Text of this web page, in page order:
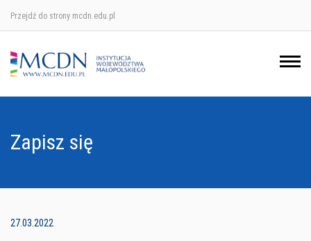
Przejdź do strony mcdn.edu.pl
Zapisz się
27.03.2022
Ośrodek w Krakowie
Ośrodek w Nowym Sączu
Ośrodek w Tarnowie